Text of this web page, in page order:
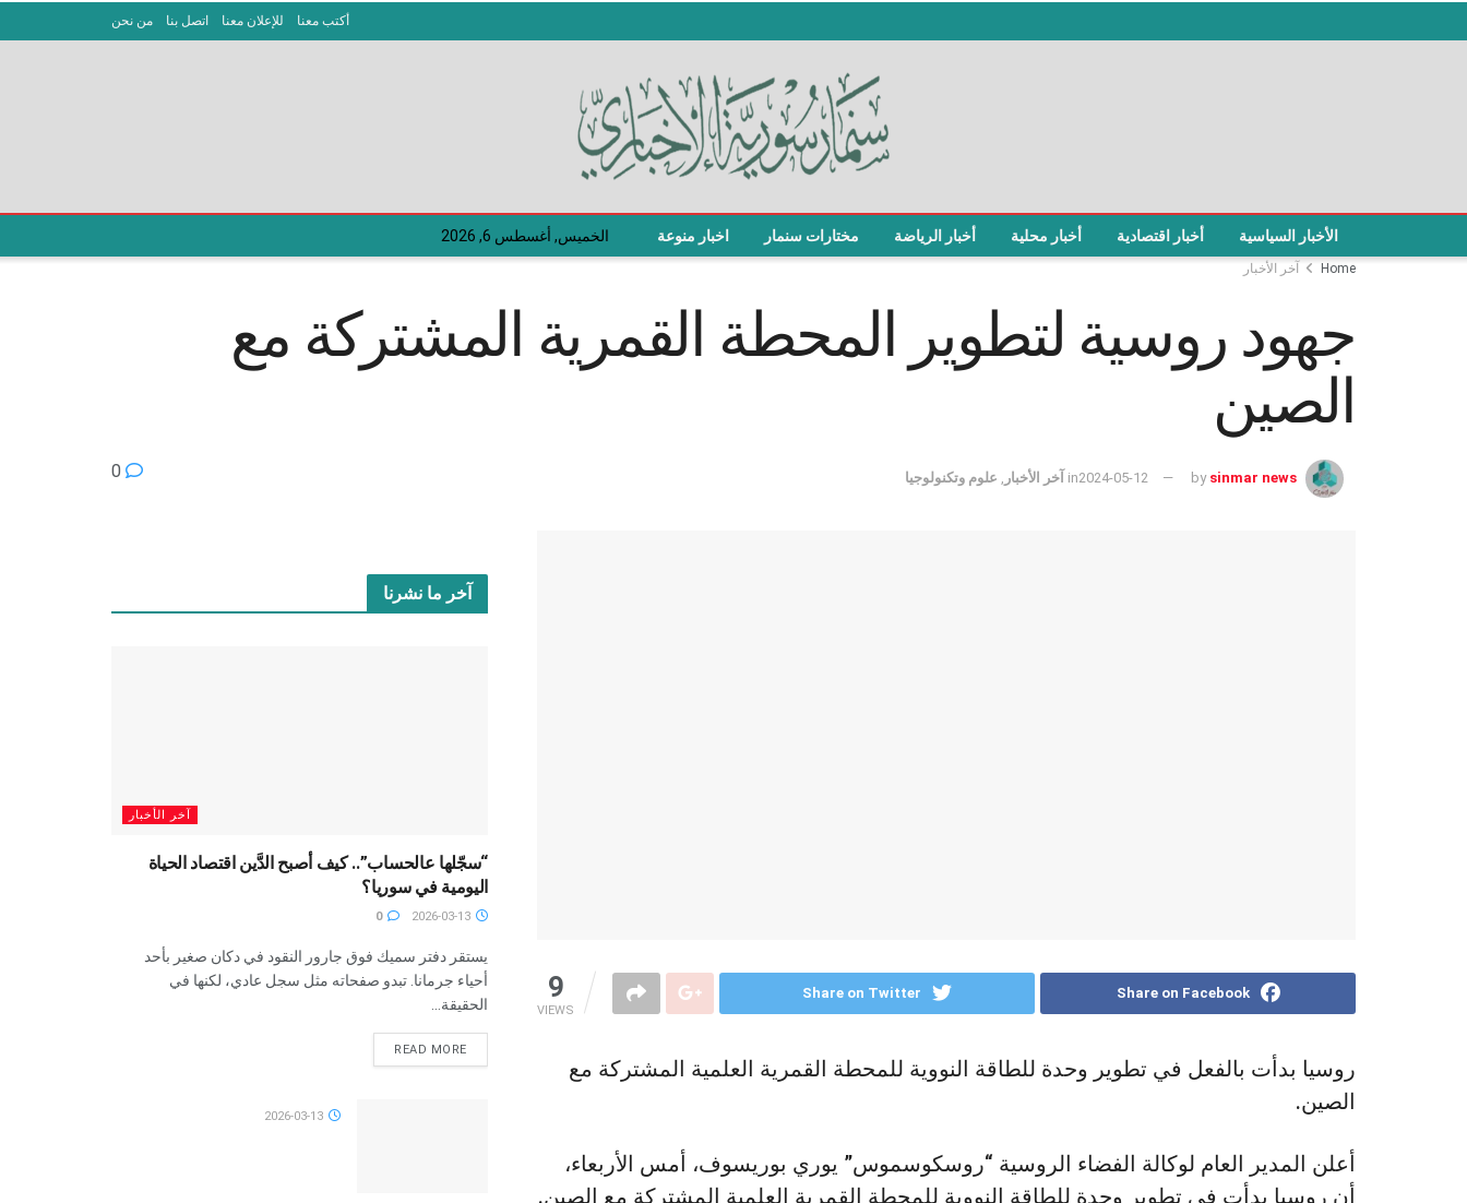
أكتب معنا للإعلان معنا اتصل بنا من نحن
الأخبار السياسية أخبار اقتصادية أخبار محلية أخبار الرياضة مختارات سنمار اخبار منوعة الخميس, أغسطس 6, 2026
Home آخر الأخبار
جهود روسية لتطوير المحطة القمرية المشتركة مع
الصين
by sinmar news
2024-05-12
in آخر الأخبار , علوم وتكنولوجيا
9
VIEWS
Share on Facebook
Share on Twitter
روسيا بدأت بالفعل في تطوير وحدة للطاقة النووية للمحطة القمرية العلمية المشتركة مع
الصين.
أعلن المدير العام لوكالة الفضاء الروسية “روسكوسموس” يوري بوريسوف، أمس الأربعاء،
أن روسيا بدأت في تطوير وحدة للطاقة النووية للمحطة القمرية العلمية المشتركة مع الصين.
آخر ما نشرنا
آخر الأخبار
“سجّلها عالحساب”.. كيف أصبح الدَّين اقتصاد الحياة
اليومية في سوريا؟
0
يستقر دفتر سميك فوق جارور النقود في دكان صغير بأحد
أحياء جرمانا. تبدو صفحاته مثل سجل عادي، لكنها في
الحقيقة...
READ MORE